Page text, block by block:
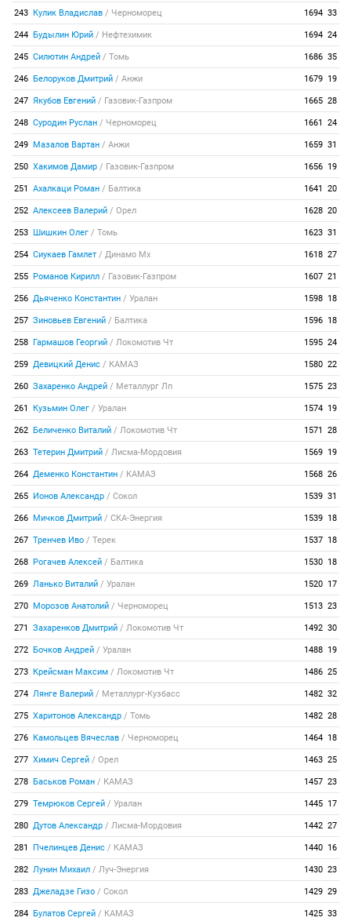
243 Кулик Владислав / Черноморец 1694 33
244 Будылин Юрий / Нефтехимик 1694 24
245 Силютин Андрей / Томь 1686 35
246 Белоруков Дмитрий / Анжи 1679 19
247 Якубов Евгений / Газовик-Газпром 1665 28
248 Суродин Руслан / Черноморец 1661 24
249 Мазалов Вартан / Анжи 1659 31
250 Хакимов Дамир / Газовик-Газпром 1656 19
251 Ахалкаци Роман / Балтика 1641 20
252 Алексеев Валерий / Орел 1628 20
253 Шишкин Олег / Томь 1623 31
254 Сиукаев Гамлет / Динамо Мх 1618 27
255 Романов Кирилл / Газовик-Газпром 1607 21
256 Дьяченко Константин / Уралан 1598 18
257 Зиновьев Евгений / Балтика 1596 18
258 Гармашов Георгий / Локомотив Чт 1595 24
259 Девицкий Денис / КАМАЗ 1580 22
260 Захаренко Андрей / Металлург Лп 1575 23
261 Кузьмин Олег / Уралан 1574 19
262 Беличенко Виталий / Локомотив Чт 1571 28
263 Тетерин Дмитрий / Лисма-Мордовия 1569 19
264 Деменко Константин / КАМАЗ 1568 26
265 Ионов Александр / Сокол 1539 31
266 Мичков Дмитрий / СКА-Энергия 1539 18
267 Тренчев Иво / Терек 1537 18
268 Рогачев Алексей / Балтика 1530 18
269 Ланько Виталий / Уралан 1520 17
270 Морозов Анатолий / Черноморец 1513 23
271 Захаренков Дмитрий / Локомотив Чт 1492 30
272 Бочков Андрей / Уралан 1488 19
273 Крейсман Максим / Локомотив Чт 1486 25
274 Лянге Валерий / Металлург-Кузбасс 1482 32
275 Харитонов Александр / Томь 1482 28
276 Камольцев Вячеслав / Черноморец 1464 18
277 Химич Сергей / Орел 1463 25
278 Баськов Роман / КАМАЗ 1457 23
279 Темрюков Сергей / Уралан 1445 17
280 Дутов Александр / Лисма-Мордовия 1442 27
281 Пчелинцев Денис / КАМАЗ 1440 16
282 Лунин Михаил / Луч-Энергия 1430 23
283 Джеладзе Гизо / Сокол 1429 29
284 Булатов Сергей / КАМАЗ 1425 33